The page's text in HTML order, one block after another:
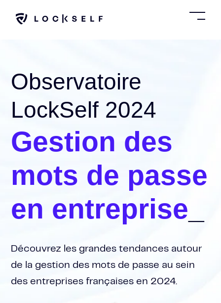
CONTENT
Observatoire
LockSelf 2024
Gestion des
mots de passe
en entreprise
Découvrez les grandes tendances autour
de la gestion des mots de passe au sein
des entreprises françaises en 2024.